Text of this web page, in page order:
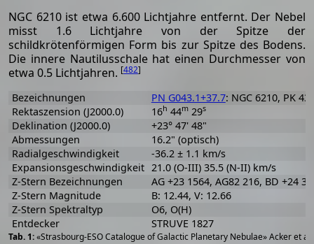
NGC 6210 ist etwa 6.600 Lichtjahre entfernt. Der Nebel
misst 1.6 Lichtjahre von der Spitze der
schildkrötenförmigen Form bis zur Spitze des Bodens.
Die innere Nautilusschale hat einen Durchmesser von
etwa 0.5 Lichtjahren. [482]
«Strasbourg-ESO Catalogue of Galactic Planetary Nebulae» Acker et
Bezeichnungen PN G043.1+37.7: NGC 6210, PK
Rektaszension (J2000.0)
16h 44m29s
Deklination (J2000.0)
+23° 47' 48"
Abmessungen
16.2" (optisch)
Radialgeschwindigkeit
-36.2 ± 1.1 km/s
Expansionsgeschwindigkeit 21.0 (O-III) 35.5 (N-II) km/s
Z-Stern Bezeichnungen
AG +23 1564, AG82 216, BD +24
Z-Stern Magnitude
B: 12.44, V: 12.66
Z-Stern Spektraltyp
O6, O(H)
Entdecker
STRUVE 1827